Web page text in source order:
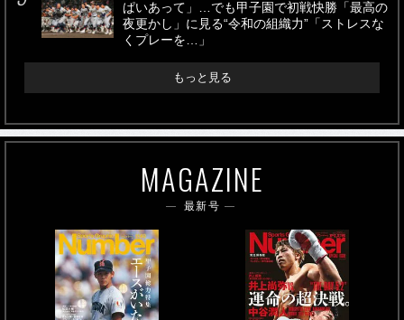
ぱいあって」…でも甲子園で初戦快勝「最高の
夜更かし」に見る“令和の組織力”「ストレスな
くプレーを…」
もっと見る
MAGAZINE
最新号